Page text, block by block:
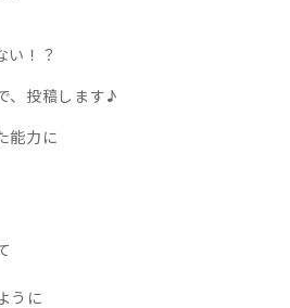
い！？
、投稿します♪
能力に
うに